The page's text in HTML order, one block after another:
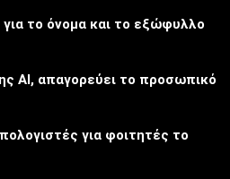
το όνομα και το εξώφυλλο
AI, απαγορεύει το προσωπικό
για φοιτητές το